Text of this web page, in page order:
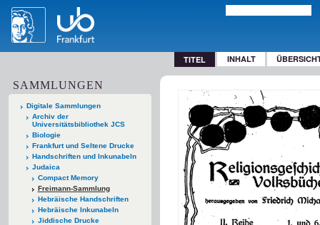
TITEL INHALT
SAMMLUNGEN
Digitale Sammlungen
Archiv der
Universitätsbibliothek JCS
Biologie
Frankfurt und Seltene Drucke
Handschriften und Inkunabeln
Judaica
Compact Memory
Freimann-Sammlung
Hebräische Handschriften
Hebräische Inkunabeln
Jiddische Drucke